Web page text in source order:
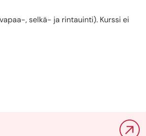
, selkä- ja rintauinti). Kurssi ei